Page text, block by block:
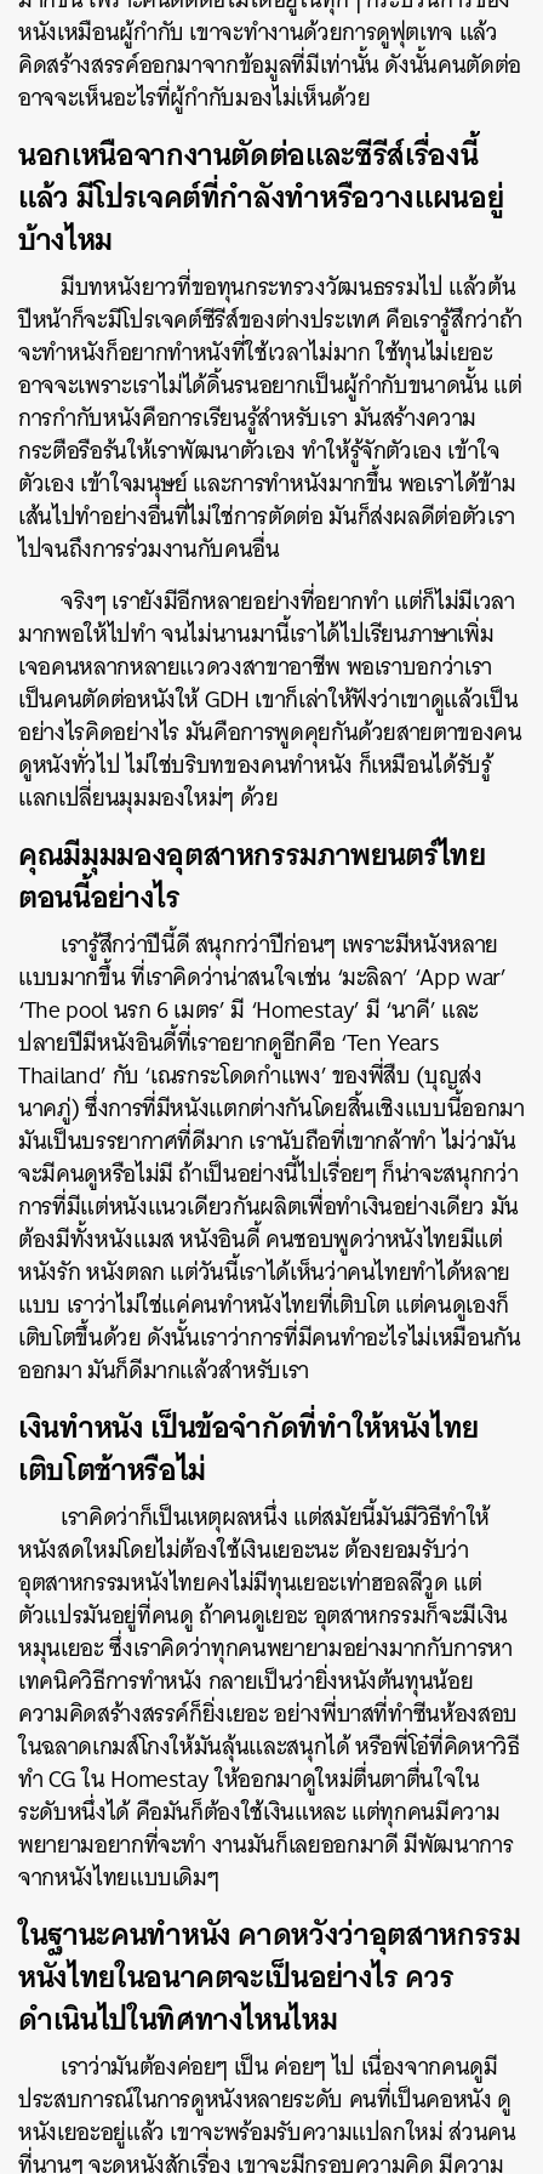
หนังเหมือนผู้กำกับ เขาจะทำงานด้วยการดูฟุตเทจ แล้ว
คิดสร้างสรรค์ออกมาจากข้อมูลที่มีเท่านั้น ดังนั้นคนตัดต่อ
อาจจะเห็นอะไรที่ผู้กำกับมองไม่เห็นด้วย
นอกเหนือจากงานตัดต่อและซีรีส์เรื่องนี้
แล้ว มีโปรเจคต์ที่กำลังทำหรือวางแผนอยู่
บ้างไหม
มีบทหนังยาวที่ขอทุนกระทรวงวัฒนธรรมไป แล้วต้น
ปีหน้าก็จะมีโปรเจคต์ซีรีส์ของต่างประเทศ คือเรารู้สึกว่าถ้า
จะทำหนังก็อยากทำหนังที่ใช้เวลาไม่มาก ใช้ทุนไม่เยอะ
อาจจะเพราะเราไม่ได้ดิ้นรนอยากเป็นผู้กำกับขนาดนั้น แต่
การกำกับหนังคือการเรียนรู้สำหรับเรา มันสร้างความ
กระตือรือร้นให้เราพัฒนาตัวเอง ทำให้รู้จักตัวเอง เข้าใจ
ตัวเอง เข้าใจมนุษย์ และการทำหนังมากขึ้นพอเราได้ข้าม
เส้นไปทำอย่างอื่นที่ไม่ใช่การตัดต่อ มันก็ส่งผลดีต่อตัวเรา
ไปจนถึงการร่วมงานกับคนอื่น
จริงๆ เรายังมีอีกหลายอย่างที่อยากทำ แต่ก็ไม่มีเวลา
มากพอให้ไปทำ จนไม่นานมานี้เราได้ไปเรียนภาษาเพิ่ม
เจอคนหลากหลายแวดวงสาขาอาชีพ พอเราบอกว่าเรา
เป็นคนตัดต่อหนังให้ GDH เขาก็เล่าให้ฟังว่าเขาดูแล้วเป็น
อย่างไรคิดอย่างไร มันคือการพูดคุยกันด้วยสายตาของคน
ดูหนังทั่วไป ไม่ใช่บริบทของคนทำหนัง ก็เหมือนได้รับรู้
แลกเปลี่ยนมุมมองใหม่ๆ ด้วย
คุณมีมุมมองอุตสาหกรรมภาพยนตร์ไทย
ตอนนี้อย่างไร
เรารู้สึกว่าปีนี้ดี สนุกกว่าปีก่อนๆ เพราะมีหนังหลาย
แบบมากขึ้น ที่เราคิดว่าน่าสนใจเช่น ‘มะลิลา’ ‘App war’
‘The pool นรก 6 เมตร’ มี ‘Homestay’ มี ‘นาคี’ และ
ปลายปีมีหนังอินดี้ที่เราอยากดูอีกคือ ‘Ten Years
Thailand’ กับ ‘เณรกระโดดกำแพง’ ของพี่สืบ (บุญส่ง
นาคภู่) ซึ่งการที่มีหนังแตกต่างกันโดยสิ้นเชิงแบบนี้ออกมา
มันเป็นบรรยากาศที่ดีมาก เรานับถือที่เขากล้าทำ ไม่ว่ามัน
จะมีคนดูหรือไม่มี ถ้าเป็นอย่างนี้ไปเรื่อยๆ ก็น่าจะสนุกกว่า
การที่มีแต่หนังแนวเดียวกันผลิตเพื่อทำเงินอย่างเดียว มัน
ต้องมีทั้งหนังแมส หนังอินดี้ คนชอบพูดว่าหนังไทยมีแต่
หนังรัก หนังตลก แต่วันนี้เราได้เห็นว่าคนไทยทำได้หลาย
แบบ เราว่าไม่ใช่แค่คนทำหนังไทยที่เติบโต แต่คนดูเองก็
เติบโตขึ้นด้วย ดังนั้นเราว่าการที่มีคนทำอะไรไม่เหมือนกัน
ออกมา มันก็ดีมากแล้วสำหรับเรา
เงินทำหนัง เป็นข้อจำกัดที่ทำให้หนังไทย
เติบโตช้าหรือไม่
เราคิดว่าก็เป็นเหตุผลหนึ่ง แต่สมัยนี้มันมีวิธีทำให้
หนังสดใหม่โดยไม่ต้องใช้เงินเยอะนะ ต้องยอมรับว่า
อุตสาหกรรมหนังไทยคงไม่มีทุนเยอะเท่าฮอลลีวูด แต่
ตัวแปรมันอยู่ที่คนดู ถ้าคนดูเยอะ อุตสาหกรรมก็จะมีเงิน
หมุนเยอะ ซึ่งเราคิดว่าทุกคนพยายามอย่างมากกับการหา
เทคนิควิธีการทำหนัง กลายเป็นว่ายิ่งหนังต้นทุนน้อย
ความคิดสร้างสรรค์ก็ยิ่งเยอะ อย่างพี่บาสที่ทำซีนห้องสอบ
ในฉลาดเกมส์โกงให้มันลุ้นและสนุกได้ หรือพี่โอ๋ที่คิดหาวิธี
ทำ CG ใน Homestay ให้ออกมาดูใหม่ตื่นตาตื่นใจใน
ระดับหนึ่งได้ คือมันก็ต้องใช้เงินแหละ แต่ทุกคนมีความ
พยายามอยากที่จะทำ งานมันก็เลยออกมาดี มีพัฒนาการ
จากหนังไทยแบบเดิมๆ
ในฐานะคนทำหนัง คาดหวังว่าอุตสาหกรรม
หนังไทยในอนาคตจะเป็นอย่างไร ควร
ดำเนินไปในทิศทางไหนไหม
เราว่ามันต้องค่อยๆ เป็น ค่อยๆ ไป เนื่องจากคนดูมี
ประสบการณ์ในการดูหนังหลายระดับ คนที่เป็นคอหนัง ดู
หนังเยอะอยู่แล้ว เขาจะพร้อมรับความแปลกใหม่ ส่วนคน
ที่นานๆ จะดูหนังสักเรื่อง เขาจะมีกรอบความคิด มีความ